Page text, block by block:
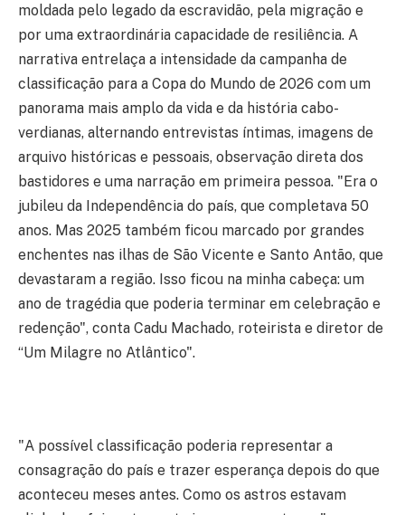
moldada pelo legado da escravidão, pela migração e
por uma extraordinária capacidade de resiliência. A
narrativa entrelaça a intensidade da campanha de
classificação para a Copa do Mundo de 2026 com um
panorama mais amplo da vida e da história cabo-
verdianas, alternando entrevistas íntimas, imagens de
arquivo históricas e pessoais, observação direta dos
bastidores e uma narração em primeira pessoa. "Era o
jubileu da Independência do país, que completava 50
anos. Mas 2025 também ficou marcado por grandes
enchentes nas ilhas de São Vicente e Santo Antão, que
devastaram a região. Isso ficou na minha cabeça: um
ano de tragédia que poderia terminar em celebração e
redenção", conta Cadu Machado, roteirista e diretor de
“Um Milagre no Atlântico".
"A possível classificação poderia representar a
consagração do país e trazer esperança depois do que
aconteceu meses antes. Como os astros estavam